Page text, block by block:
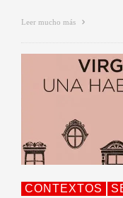
Leer mucho más
CONTEXTOS